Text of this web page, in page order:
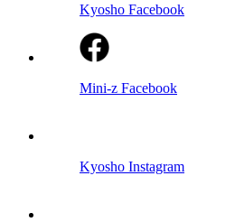
Kyosho Facebook
Mini-z Facebook
Kyosho Instagram